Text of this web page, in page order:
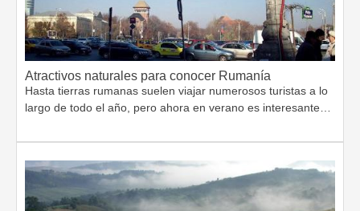
Atractivos naturales para conocer Rumanía
Hasta tierras rumanas suelen viajar numerosos turistas a lo
largo de todo el año, pero ahora en verano es interesante…